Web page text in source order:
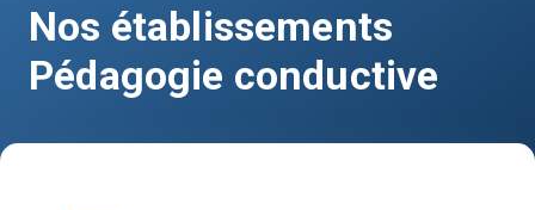
Nos établissements
Pédagogie conductive